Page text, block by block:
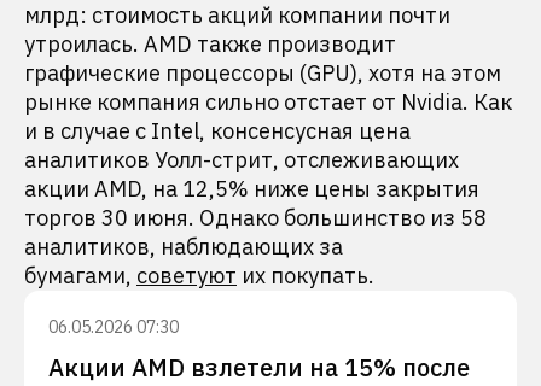
млрд: стоимость акций компании почти
утроилась. AMD также производит
графические процессоры (GPU), хотя на этом
рынке компания сильно отстает от Nvidia. Как
и в случае с Intel, консенсусная цена
аналитиков Уолл-стрит, отслеживающих
акции AMD, на 12,5% ниже цены закрытия
торгов 30 июня. Однако большинство из 58
аналитиков, наблюдающих за
бумагами, советуют их покупать.
06.05.2026 07:30
Акции AMD взлетели на 15% после